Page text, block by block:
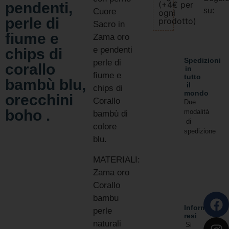
pendenti,
perle di
fiume e
chips di
corallo
bambù blu,
orecchini
boho .
Cuore
Sacro in
Zama oro
e pendenti
perle di
fiume e
chips di
Corallo
bambù di
colore
blu.
MATERIALI:
Zama oro
Corallo
bambu
perle
naturali
(+4€ per
ogni
prodotto)
Spedizioni
in
tutto
il
mondo
Due
modalità
di
spedizione
Informativa
resi
Si
su: